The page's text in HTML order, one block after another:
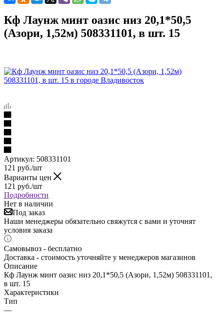
Кф Лаунж минт оазис низ 20,1*50,5
(Азори, 1,52м) 508331101, в шт. 15
Артикул: 508331101
121 руб./шт
Варианты цен
121 руб./шт
Подробности
Нет в наличии
Под заказ
Наши менеджеры обязательно свяжутся с вами и уточнят
условия заказа
Самовывоз - бесплатно
Доставка - стоимость уточняйте у менеджеров магазинов
Описание
Кф Лаунж минт оазис низ 20,1*50,5 (Азори, 1,52м) 508331101,
в шт. 15
Характеристики
Тип
—